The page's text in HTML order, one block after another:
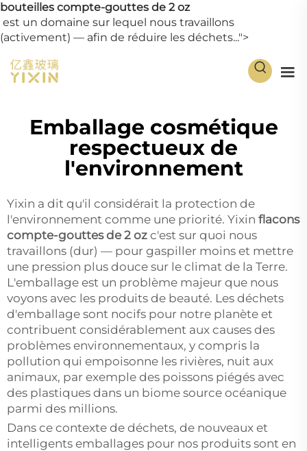
bouteilles compte-gouttes de 2 oz
est un domaine sur lequel nous travaillons
(activement) — afin de réduire les déchets...">
Emballage cosmétique
respectueux de
l'environnement
Yixin a dit qu'il considérait la protection de
l'environnement comme une priorité. Yixin flacons
compte-gouttes de 2 oz c'est sur quoi nous
travaillons (dur) — pour gaspiller moins et mettre
une pression plus douce sur le climat de la Terre.
L'emballage est un problème majeur que nous
voyons avec les produits de beauté. Les déchets
d'emballage sont nocifs pour notre planète et
contribuent considérablement aux causes des
problèmes environnementaux, y compris la
pollution qui empoisonne les rivières, nuit aux
animaux, par exemple des poissons piégés avec
des plastiques dans un biome source océanique
parmi des millions.
Dans ce contexte de déchets, de nouveaux et
intelligents emballages pour nos produits sont en